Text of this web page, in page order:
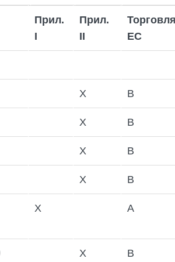
Прил.
I
Прил.
II
Торговля
ЕС
X B
X B
X B
X B
X A
Х B